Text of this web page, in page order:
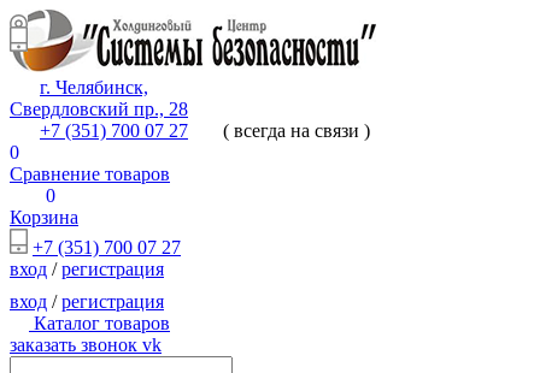
г. Челябинск,
Свердловский пр., 28
+7 (351) 700 07 27
( всегда на связи )
0
Сравнение товаров
0
Корзина
+7 (351) 700 07 27
вход /регистрация
вход /регистрация
Каталог товаров
заказать звонок vk